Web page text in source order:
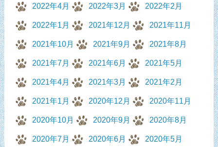
2022年4月 2022年3月 2022年2月
2022年1月 2021年12月 2021年11月
2021年10月 2021年9月 2021年8月
2021年7月 2021年6月 2021年5月
2021年4月 2021年3月 2021年2月
2021年1月 2020年12月 2020年11月
2020年10月 2020年9月 2020年8月
2020年7月 2020年6月 2020年5月